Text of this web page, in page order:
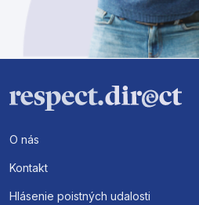
O nás
Kontakt
Hlásenie poistných udalosti